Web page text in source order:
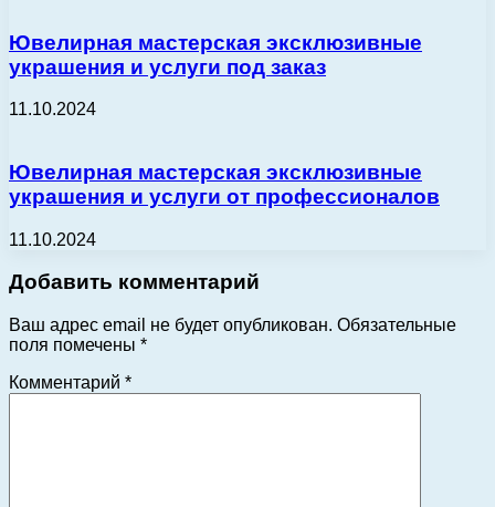
Ювелирная мастерская эксклюзивные
украшения и услуги под заказ
11.10.2024
Ювелирная мастерская эксклюзивные
украшения и услуги от профессионалов
11.10.2024
Добавить комментарий
Ваш адрес email не будет опубликован. Обязательные
поля помечены *
Комментарий *